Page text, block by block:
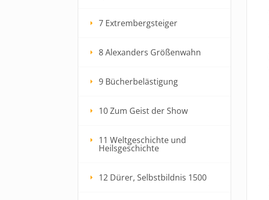
7 Extrembergsteiger
8 Alexanders Größenwahn
9 Bücherbelästigung
10 Zum Geist der Show
11 Weltgeschichte und
Heilsgeschichte
12 Dürer, Selbstbildnis 1500